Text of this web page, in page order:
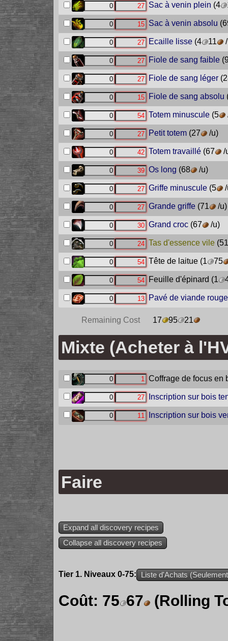
Sac à venin plein (4
Sac à venin absolu
Ecaille lisse(4 11 /
Fiole de sang faible
Fiole de sang léger
Fiole de sang absolu
Totem minuscule(5
Petit totem(27 /u)
Totem travaillé(67 /
Os long (68 /u)
Griffe minuscule(5 /
Grande griffe(71 /u)
Grand croc(67 /u)
Tas d'essence vile(51
Tête de laitue(1 75
Feuille d'épinard (1
Pavé de viande rouge
Remaining Cost 17 95 21
Mixte (Acheter à
Coffrage de focus en
Inscription sur bois
Inscription sur bois
Faire
Expand all discovery recipes
Collapse all discovery recipes
Tier 1. Niveaux 0-75: Liste d'Achats
Coût: 75 67 (Rolling